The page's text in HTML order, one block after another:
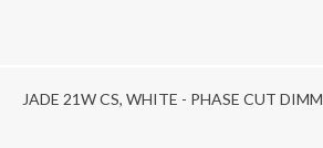
JADE 21W CS, WHITE - PHASE CUT